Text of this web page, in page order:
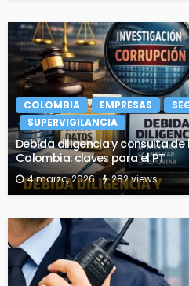
COLOMBIA EMPRESAS
SUPERVIGILANCIA
Debida diligencia y consulta
Colombia: claves para el PT
4 marzo, 2026 282 views